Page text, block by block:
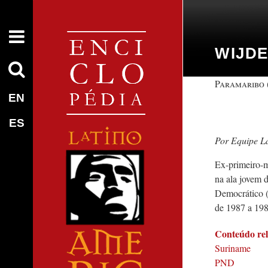
EN
ES
Paramaribo
Equipe
Ex-primeiro-
na ala jovem
Democrático (
de 1987 a
Conteúdo
Suriname
PND